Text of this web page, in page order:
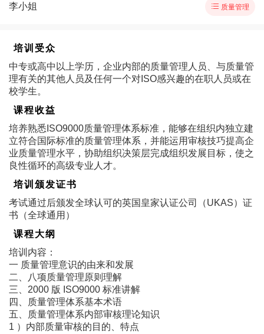
李小姐  质量管理
培训受众
中专或高中以上学历，企业内部的质量管理人员、与质量管
理有关的其他人员及任何一个对ISO感兴趣的在职人员或在
校学生。
课程收益
培养熟悉ISO9000质量管理体系标准，能够在组织内独立建
立符合国际标准的质量管理体系，并能运用审核技巧提高企
业质量管理水平，协助组织决策层完成组织发展目标，使之
良性循环的高级专业人才。
培训颁发证书
考试通过后颁发全球认可的英国皇家认证公司（UKAS）证
书（全球通用）
课程大纲
培训内容：
一 质量管理意识的由来和发展
二、八项质量管理原则理解
三、2000 版 ISO9000 标准讲解
四、质量管理体系基本术语
五、质量管理体系内部审核理论知识
1 ）内部质量审核的目的、特点